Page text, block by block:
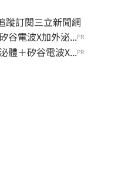
訂閱三立新聞網
谷電波X加外泌...PR
體＋矽谷電波X...PR